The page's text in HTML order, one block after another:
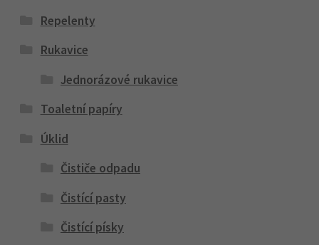
Repelenty
Rukavice
Jednorázové rukavice
Toaletní papíry
Úklid
Čističe odpadu
Čistící pasty
Čistící písky